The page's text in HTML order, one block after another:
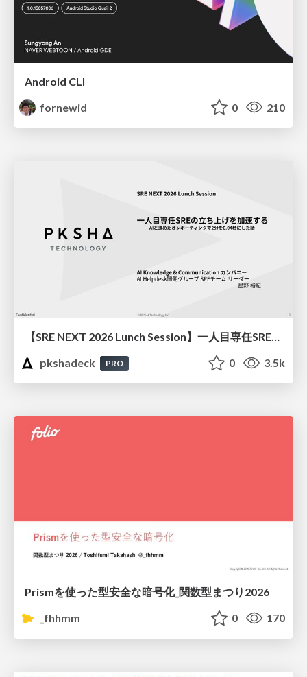
Android CLI
fornewid
0 210
【SRE NEXT 2026 Lunch Session】一人目専任SREの立ち上げを加速する ― AIと進めたオンボーディングで2分を0.04秒にした話
pkshadeck
PRO 0 3.5k
Prismを使った型安全な暗号化_関数型まつり2026
_fhhmm
0 170